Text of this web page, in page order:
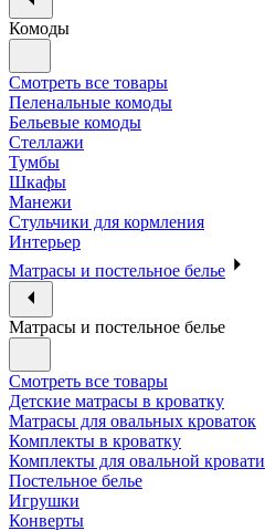
Комоды
Смотреть все товары
Пеленальные комоды
Бельевые комоды
Стеллажи
Тумбы
Шкафы
Манежи
Стульчики для кормления
Интерьер
Матрасы и постельное белье
Матрасы и постельное белье
Смотреть все товары
Детские матрасы в кроватку
Матрасы для овальных кроваток
Комплекты в кроватку
Комплекты для овальной кровати
Постельное белье
Игрушки
Конверты